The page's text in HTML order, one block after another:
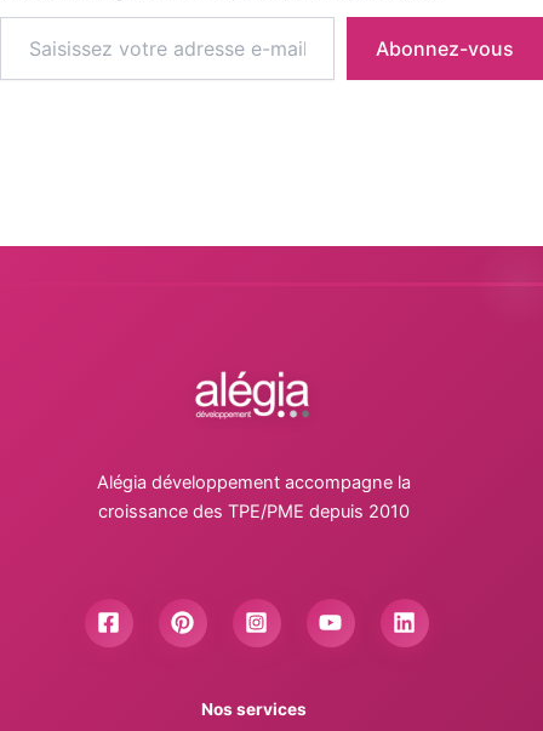
Abonnez-vous
Alégia développement accompagne la
croissance des TPE/PME depuis 2010
Nos services